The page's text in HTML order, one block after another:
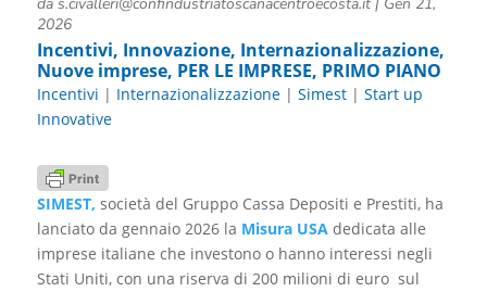
2026
Incentivi, Innovazione, Internazionalizzazione,
Nuove imprese, PER LE IMPRESE, PRIMO PIANO
Incentivi | Internazionalizzazione| Simest| Start up
Innovative
SIMEST, società del Gruppo Cassa Depositi e Prestiti, ha
lanciato da gennaio 2026 la Misura USAdedicata alle
imprese italiane che investono o hanno interessi negli
Stati Uniti, con una riserva di 200 milioni di euro sul